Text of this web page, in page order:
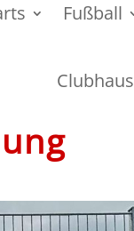
Fußball
Clubhaus